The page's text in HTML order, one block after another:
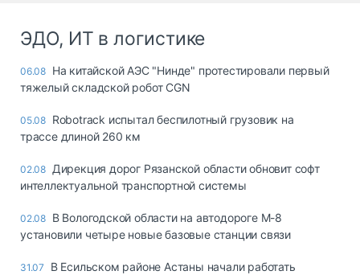
ЭДО, ИТ в логистике
06.08 На китайской АЭС "Нинде" протестировали первый
тяжелый складской робот CGN
05.08 Robotrack испытал беспилотный грузовик на
трассе длиной 260 км
02.08 Дирекция дорог Рязанской области обновит софт
интеллектуальной транспортной системы
02.08 В Вологодской области на автодороге М-8
установили четыре новые базовые станции связи
31.07
В Есильском районе Астаны начали работать